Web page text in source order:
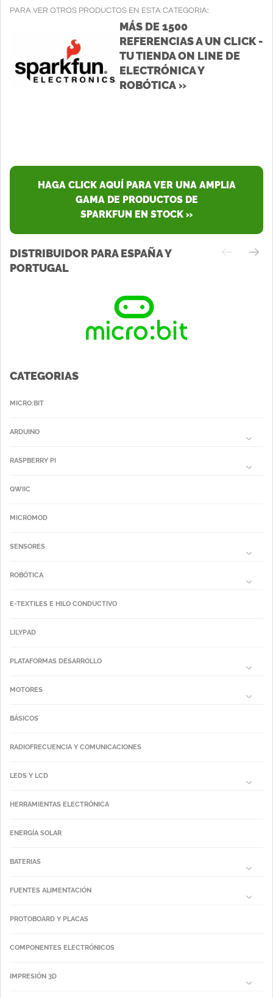
PARA VER OTROS PRODUCTOS EN ESTA CATEGORIA:
MÁS DE 1500
REFERENCIAS A UN CLICK -
TU TIENDA ON LINE DE
ELECTRÓNICA Y
ROBÓTICA »
HAGA CLICK AQUÍ PARA VER UNA AMPLIA
GAMA DE PRODUCTOS DE
SPARKFUN EN STOCK »
DISTRIBUIDOR PARA ESPAÑA Y
PORTUGAL
CATEGORIAS
MICRO:BIT
ARDUINO
RASPBERRY PI
QWIIC
MICROMOD
SENSORES
ROBÓTICA
E-TEXTILES E HILO CONDUCTIVO
LILYPAD
PLATAFORMAS DESARROLLO
MOTORES
BÁSICOS
RADIOFRECUENCIA Y COMUNICACIONES
LEDS Y LCD
HERRAMIENTAS ELECTRÓNICA
ENERGÍA SOLAR
BATERIAS
FUENTES ALIMENTACIÓN
PROTOBOARD Y PLACAS
COMPONENTES ELECTRÓNICOS
IMPRESIÓN 3D